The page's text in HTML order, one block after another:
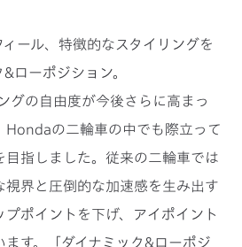
ール、特徴的なスタイリングを
ローポジション。
グの自由度が今後さらに高まっ
Hondaの二輪車の中でも際立って
目指しました。従来の二輪車では
視界と圧倒的な加速感を生み出す
ポイントを下げ、アイポイント
ます。「ダイナミック&ローポジ